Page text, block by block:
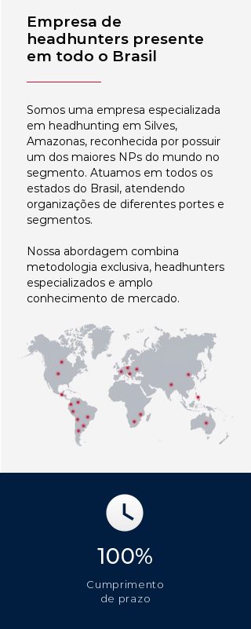
Empresa de
headhunters presente
em todo o Brasil
Somos uma empresa especializada
em headhunting em Silves,
Amazonas, reconhecida por possuir
um dos maiores NPs do mundo no
segmento. Atuamos em todos os
estados do Brasil, atendendo
organizações de diferentes portes e
segmentos.
Nossa abordagem combina
metodologia exclusiva, headhunters
especializados e amplo
conhecimento de mercado.
100%
Cumprimento
de prazo